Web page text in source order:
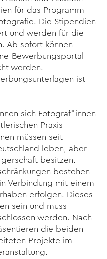
für das Programm
Die Stipendien
und werden für die
Ab sofort können
Bewerbungsportal
werden.
ist
sich Fotograf*innen
Praxis
müssen seit
leben, aber
besitzen.
bestehen
Verbindung mit einem
erfolgen. Dieses
sein und muss
werden. Nach
die beiden
Projekte im